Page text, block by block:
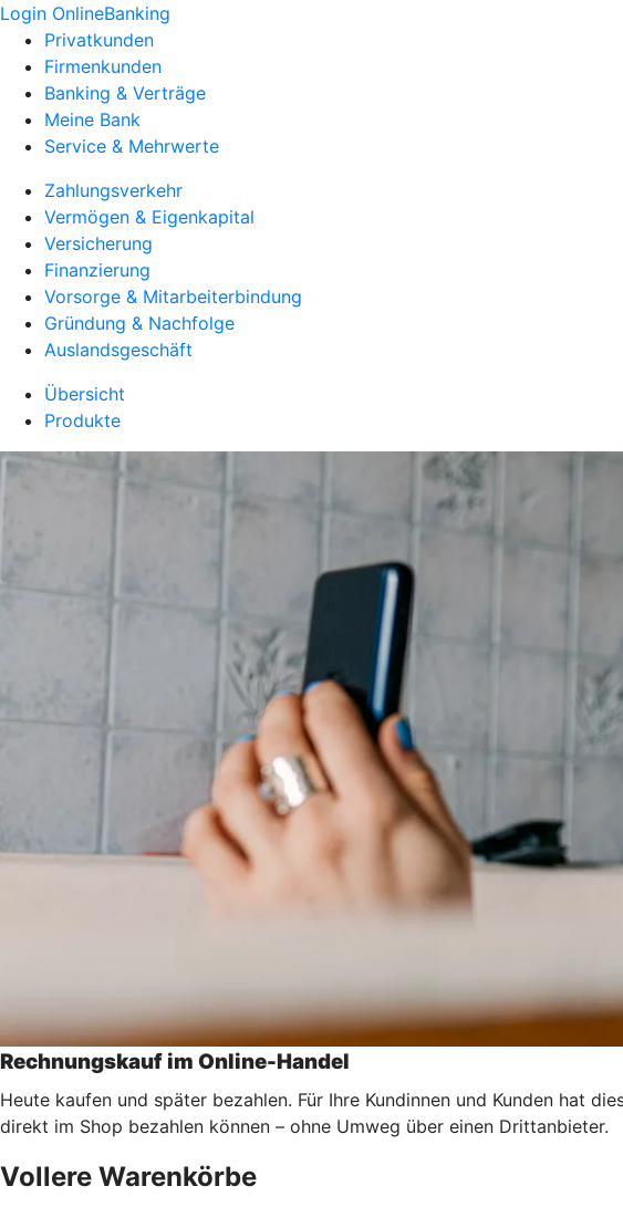
Login OnlineBanking
Privatkunden
Firmenkunden
Banking & Verträge
Meine Bank
Service & Mehrwerte
Zahlungsverkehr
Vermögen & Eigenkapital
Versicherung
Finanzierung
Vorsorge & Mitarbeiterbindung
Gründung & Nachfolge
Auslandsgeschäft
Übersicht
Produkte
Rechnungskauf im Online-Handel
Heute kaufen und später bezahlen. Für Ihre Kundinnen und Kunden hat
direkt im Shop bezahlen können – ohne Umweg über einen Drittanbieter.
Vollere Warenkörbe